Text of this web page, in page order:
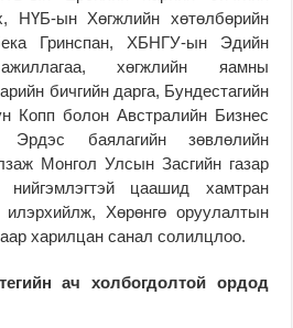
НҮБ-ын Хөгжлийн хөтөлбөрийн
Гринспан, ХБНГУ-ын Эдийн
хөгжлийн яамны
бичгийн дарга, Бундестагийн
Копп болон Австралийн Бизнес
Эрдэс баялагийн зөвлөлийн
Монгол Улсын Засгийн газар
цаашид хамтран
Хөрөнгө оруулалтын
харилцан санал солилцлоо.
ач холбогдолтой ордод